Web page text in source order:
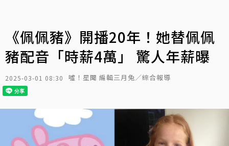
《佩佩豬》開播20年！她替佩佩
豬配音「時薪4萬」 驚人年薪曝
2025-03-01 08:30 噓！星聞 編輯三月兔／綜合報導